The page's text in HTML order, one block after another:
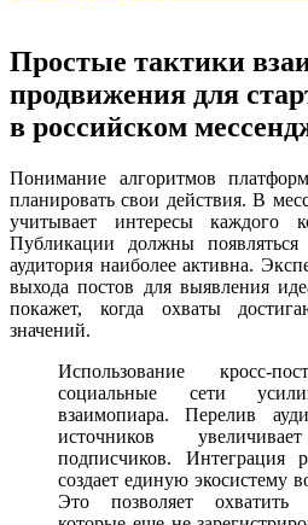
Простые тактики
продвижения для
в российском
Понимание алгоритмов
планировать свои действия. В
учитывает интересы каждого
Публикации должны
аудитория наиболее активна.
выхода постов для выявления
покажет, когда охваты
значений.
Использование кросс-
социальные сети
взаимопиара. Перелив
источников
подписчиков. Интеграция
создает единую экосистему
Это позволяет охватить